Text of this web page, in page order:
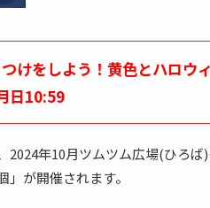
けをしよう！黄色とハロウ
日10:59
年10月ツムツム広場(ひろ
が開催されます。